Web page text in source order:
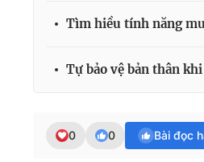
Tìm hiều tính năng
Tự bảo vệ bản thân
0 0 Bài đọc